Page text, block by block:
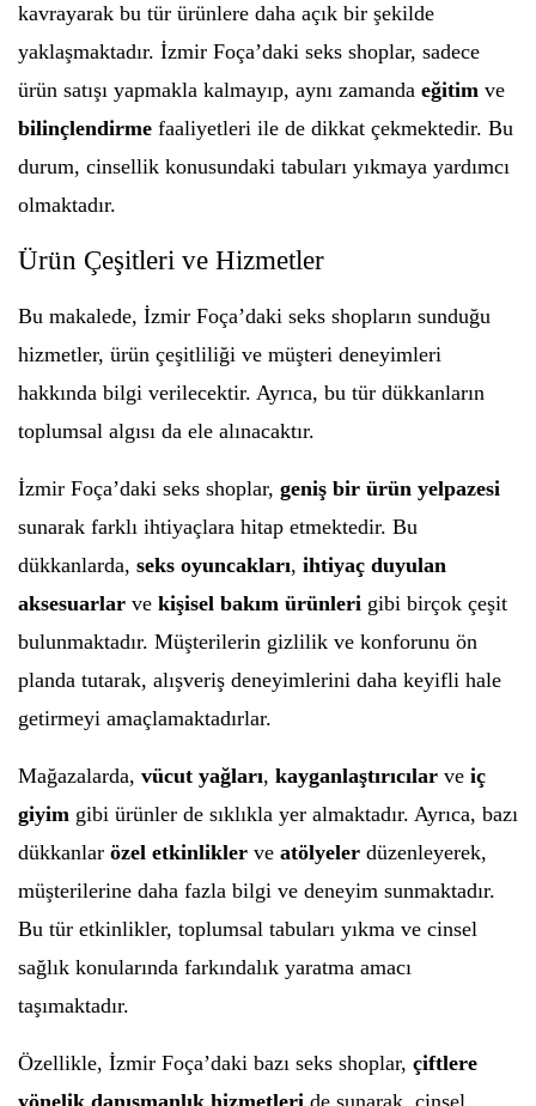
kavrayarak bu tür ürünlere daha açık bir şekilde
yaklaşmaktadır. İzmir Foça’daki seks shoplar, sadece
ürün satışı yapmakla kalmayıp, aynı zamanda eğitim ve
bilinçlendirme faaliyetleri ile de dikkat çekmektedir. Bu
durum, cinsellik konusundaki tabuları yıkmaya yardımcı
olmaktadır.
Ürün Çeşitleri ve Hizmetler
Bu makalede, İzmir Foça’daki seks shopların sunduğu
hizmetler, ürün çeşitliliği ve müşteri deneyimleri
hakkında bilgi verilecektir. Ayrıca, bu tür dükkanların
toplumsal algısı da ele alınacaktır.
İzmir Foça’daki seks shoplar, geniş bir ürün yelpazesi
sunarak farklı ihtiyaçlara hitap etmektedir. Bu
dükkanlarda, seks oyuncakları, ihtiyaç duyulan
aksesuarlar ve kişisel bakım ürünleri gibi birçok çeşit
bulunmaktadır. Müşterilerin gizlilik ve konforunu ön
planda tutarak, alışveriş deneyimlerini daha keyifli hale
getirmeyi amaçlamaktadırlar.
Mağazalarda, vücut yağları, kayganlaştırıcılar ve iç
giyim gibi ürünler de sıklıkla yer almaktadır. Ayrıca, bazı
dükkanlar özel etkinlikler ve atölyeler düzenleyerek,
müşterilerine daha fazla bilgi ve deneyim sunmaktadır.
Bu tür etkinlikler, toplumsal tabuları yıkma ve cinsel
sağlık konularında farkındalık yaratma amacı
taşımaktadır.
Özellikle, İzmir Foça’daki bazı seks shoplar, çiftlere
yönelik danışmanlık hizmetleri de sunarak, cinsel